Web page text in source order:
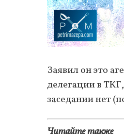
Заявил он это
делегации в
заседании нет
Читайте также